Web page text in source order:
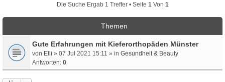
Die Suche Ergab 1 Treffer • Seite 1Von 1
Themen
Gute Erfahrungen mit Kieferorthopäden Münster
von Elli » 07 Jul 2021 15:11 » in Gesundheit & Beauty
Antworten: 0